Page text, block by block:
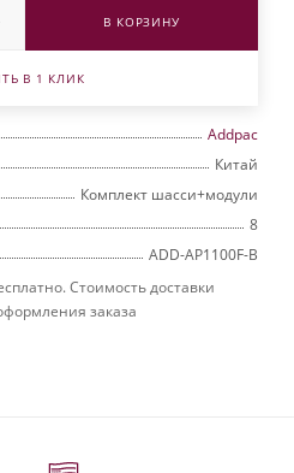
В КОРЗИНУ
В 1 КЛИК
Addpac
Китай
Комплект шасси+модули
8
ADD-AP1100F-B
Стоимость доставки
заказа